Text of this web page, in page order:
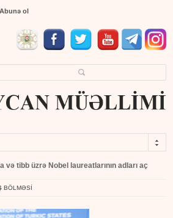
Abunə ol
"Teknofest" yarışının mükafatlandırılma
BÖLMƏSİ